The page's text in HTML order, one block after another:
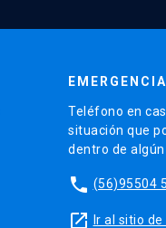
Teléfono en
situación que
dentro de algún
phone (56)95504
launch Ir al sitio